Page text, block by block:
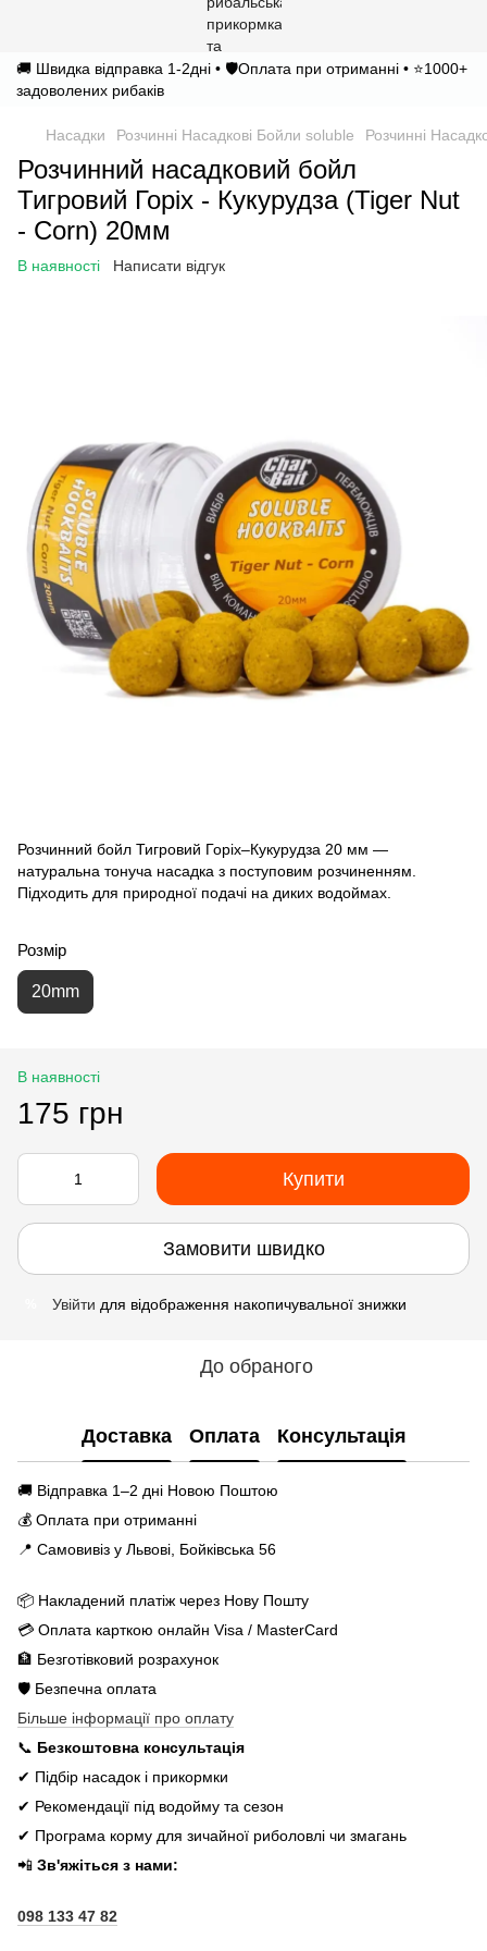
🚚 Швидка відправка 1-2дні • 🛡️Оплата при отриманні • ⭐1000+
задоволених рибаків
Насадки Розчинні Насадкові Бойли soluble Розчинні
Розчинний насадковий бойл
Тигровий Горіх - Кукурудза (Tiger Nut
- Corn) 20мм
В наявності Написати відгук
Розчинний бойл Тигровий Горіх–Кукурудза 20 мм —
натуральна тонуча насадка з поступовим розчиненням.
Підходить для природної подачі на диких водоймах.
Розмір
20mm
В наявності
175 грн
Купити
Замовити швидко
Увійти для відображення накопичувальної знижки
До обраного
Доставка Оплата Консультація
🚚 Відправка 1–2 дні Новою Поштою
💰 Оплата при отриманні
📍 Самовивіз у Львові, Бойківська 56
📦 Накладений платіж через Нову Пошту
💳 Оплата карткою онлайн Visa / MasterCard
🏦 Безготівковий розрахунок
🛡️ Безпечна оплата
Більше інформації про оплату
📞 Безкоштовна консультація
✔ Підбір насадок і прикормки
✔ Рекомендації під водойму та сезон
✔ Програма корму для зичайної риболовлі чи змагань
📲 Зв'яжіться з нами:
098 133 47 82